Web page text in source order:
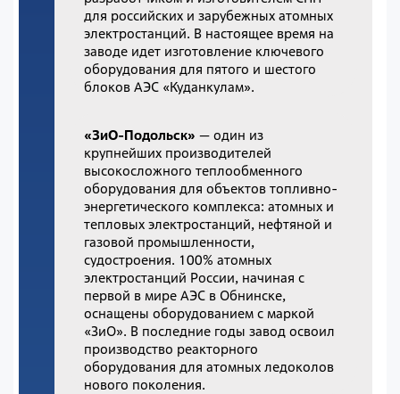
для российских и зарубежных атомных
электростанций. В настоящее время на
заводе идет изготовление ключевого
оборудования для пятого и шестого
блоков АЭС «Куданкулам».
«ЗиО-Подольск» — один из
крупнейших производителей
высокосложного теплообменного
оборудования для объектов топливно-
энергетического комплекса: атомных и
тепловых электростанций, нефтяной и
газовой промышленности,
судостроения. 100% атомных
электростанций России, начиная с
первой в мире АЭС в Обнинске,
оснащены оборудованием с маркой
«ЗиО». В последние годы завод освоил
производство реакторного
оборудования для атомных ледоколов
нового поколения.